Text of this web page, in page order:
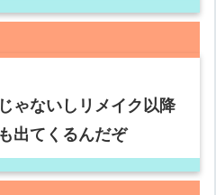
ゃないしリメイク以降
出てくるんだぞ